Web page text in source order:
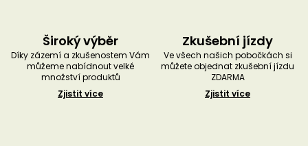
Široký výběr
Díky zázemí a zkušenostem Vám
můžeme nabídnout velké
množství produktů
Zjistit více
Zkušební jízdy
Ve všech našich pobočkách si
můžete objednat zkušební jízdu
ZDARMA
Zjistit více